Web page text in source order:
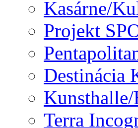
Kasárne/
Projekt
Destinácia
Terra